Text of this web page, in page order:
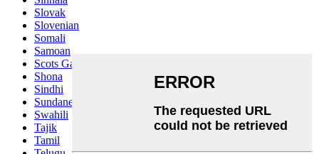
Slovak
Slovenian
Somali
Samoan
Scots Gaelic
Shona
Sindhi
Sundanese
Swahili
Tajik
Tamil